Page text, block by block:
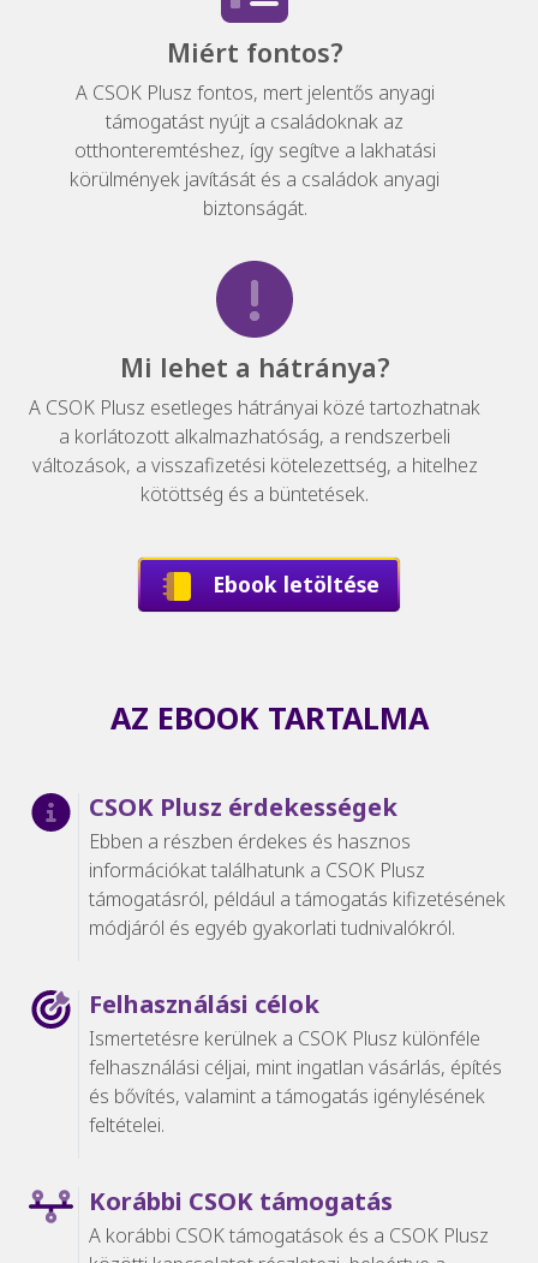
Miért fontos?
A CSOK Plusz fontos, mert jelentős anyagi
támogatást nyújt a családoknak az
otthonteremtéshez, így segítve a lakhatási
körülmények javítását és a családok anyagi
biztonságát.
Mi lehet a hátránya?
A CSOK Plusz esetleges hátrányai közé tartozhatnak
a korlátozott alkalmazhatóság, a rendszerbeli
változások, a visszafizetési kötelezettség, a hitelhez
kötöttség és a büntetések.
Ebook letöltése
AZ EBOOK TARTALMA
CSOK Plusz érdekességek
Ebben a részben érdekes és hasznos
információkat találhatunk a CSOK Plusz
támogatásról, például a támogatás kifizetésének
módjáról és egyéb gyakorlati tudnivalókról.
Felhasználási célok
Ismertetésre kerülnek a CSOK Plusz különféle
felhasználási céljai, mint ingatlan vásárlás, építés
és bővítés, valamint a támogatás igénylésének
feltételei.
Korábbi CSOK támogatás
A korábbi CSOK támogatások és a CSOK Plusz